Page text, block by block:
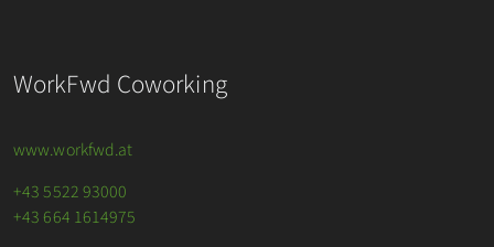
WorkFwd Coworking
www.workfwd.at
+43 5522 93000
+43 664 1614975